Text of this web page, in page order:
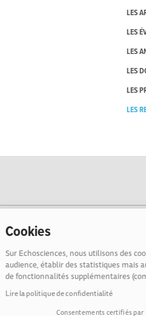
Cookies
Sur Echosciences, nous utilisons
audience, établir des statistiques
de fonctionnalités
Lire la politique de confidentialité
Consentements
LES
LES
LES
LES
LES
LES